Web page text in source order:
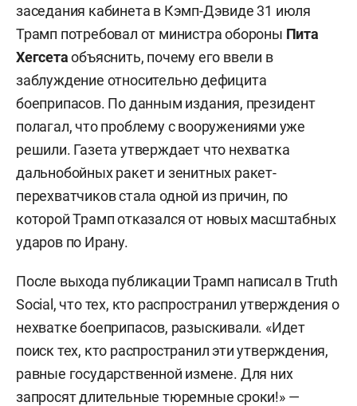
заседания кабинета в Кэмп-Дэвиде 31 июля
Трамп потребовал от министра обороны Пита
Хегсетаобъяснить, почему его ввели в
заблуждение относительно дефицита
боеприпасов. По данным издания, президент
полагал, что проблему с вооружениями уже
решили. Газета утверждает что нехватка
дальнобойных ракет и зенитных ракет-
перехватчиков стала одной из причин, по
которой Трамп отказался от новых масштабных
ударов по Ирану.
После выхода публикации Трамп написал в Truth
Social, что тех, кто распространил утверждения о
нехватке боеприпасов, разыскивали. «Идет
поиск тех, кто распространил эти утверждения,
равные государственной измене. Для них
запросят длительные тюремные сроки!» —